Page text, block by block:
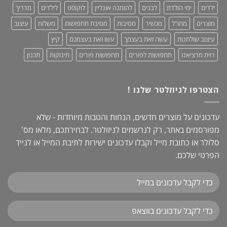
ילדים
ימי הולדת לבנים להזמנה אונליין לוקו0ט לילדים
מדריך
מוצרים
מחו"ל מכשיר מסיבות מסיבת תחפושות משלוח
עיצוב
עיצוב שולחנות
עשה זאת בעצמך עשו זאת בעצמכם
קיץ
רוית מרציאנו
תחפושות לפורים תחפושות פורים תינוקות תכנון
הצטרפו לניוזלטר שלנו !
עדכונים על מוצרים חדשים, הנחות והטבות מיוחדות - שלא
מפורסמים באתר, רק לנרשמים לניזולטר. לבחירתכם, מלאו מס'
סלולר או כתובת מייל וקבלו עדכונים ישירות לתיבת המייל או לנייד
הפרטי שלכם.